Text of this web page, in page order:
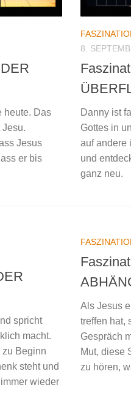
heute. Das
Jesus
er bis
8.
Danny ist
Gottes in
auf andere
und
ganz neu.
spricht
macht.
zu Beginn
steht und
wieder
Als Jesus
treffen hat,
Gespräch
Mut, diese
zu hören,